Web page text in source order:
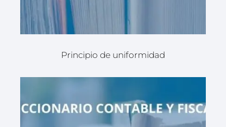
Principio de uniformidad